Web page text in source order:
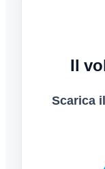
Il
Scarica